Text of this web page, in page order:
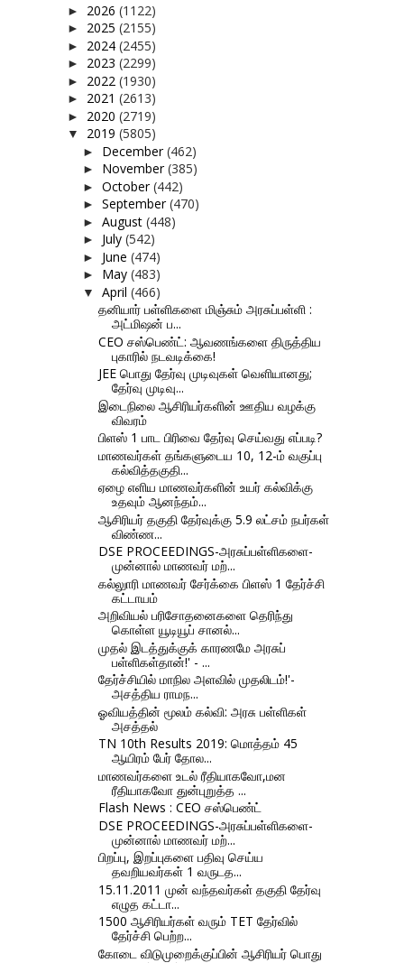
► 2026 (1122)
► 2025 (2155)
► 2024 (2455)
► 2023 (2299)
► 2022 (1930)
► 2021 (2613)
► 2020 (2719)
▼ 2019 (5805)
► December(462)
► November(385)
► October(442)
► September(470)
► August (448)
► July (542)
► June (474)
► May (483)
▼ April (466)
தனியார் பள்ளிகளை மிஞ்சும் அரசுப்பள்ளி :
அட்மிஷன் ப...
CEO சஸ்பெண்ட்: ஆவணங்களை திருத்திய
புகாரில் நடவடிக்கை!
JEE பொது தேர்வு முடிவுகள் வெளியானது;
தேர்வு முடிவு...
இடைநிலை ஆசிரியர்களின் ஊதிய வழக்கு
விவரம்
பிளஸ் 1 பாட பிரிவை தேர்வு செய்வது எப்படி?
மாணவர்கள் தங்களுடைய 10, 12-ம் வகுப்பு
கல்வித்தகுதி...
ஏழை எளிய மாணவர்களின் உயர் கல்விக்கு
உதவும் ஆனந்தம்...
ஆசிரியர் தகுதி தேர்வுக்கு 5.9 லட்சம் நபர்கள்
விண்ண...
DSE PROCEEDINGS-அரசுப்பள்ளிகளை-
முன்னால் மாணவர் மற்...
கல்லுாரி மாணவர் சேர்க்கை பிளஸ் 1 தேர்ச்சி
கட்டாயம்
அறிவியல் பரிசோதனைகளை தெரிந்து
கொள்ள யூடியூப் சானல்...
முதல் இடத்துக்குக் காரணமே அரசுப்
பள்ளிகள்தான்!' - ...
தேர்ச்சியில் மாநில அளவில் முதலிடம்!'-
அசத்திய ராமந...
ஓவியத்தின் மூலம் கல்வி: அரசு பள்ளிகள்
அசத்தல்
TN 10th Results 2019: மொத்தம் 45
ஆயிரம் பேர் தோல...
மாணவர்களை உடல் ரீதியாகவோ,மன
ரீதியாகவோ துன்புறுத்த ...
Flash News : CEO சஸ்பெண்ட்
DSE PROCEEDINGS-அரசுப்பள்ளிகளை-
முன்னால் மாணவர் மற்...
பிறப்பு, இறப்புகளை பதிவு செய்ய
தவறியவர்கள் 1 வருடத...
15.11.2011 முன் வந்தவர்கள் தகுதி தேர்வு
எழுத கட்டா...
1500 ஆசிரியர்கள் வரும் TET தேர்வில்
தேர்ச்சி பெற்ற...
கோடை விடுமுறைக்குப்பின் ஆசிரியர் பொது